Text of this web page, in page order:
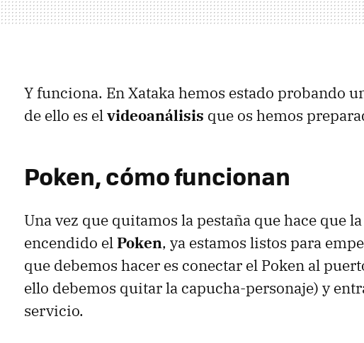
Y funciona. En Xataka hemos estado probando
de ello es elvideoanálisis que os hemos
Poken, cómo funcionan
Una vez que quitamos la pestaña que hace que
encendido elPoken, ya estamos listos para
que debemos hacer es conectar el Poken al
ello debemos quitar la capucha-personaje) y
servicio.